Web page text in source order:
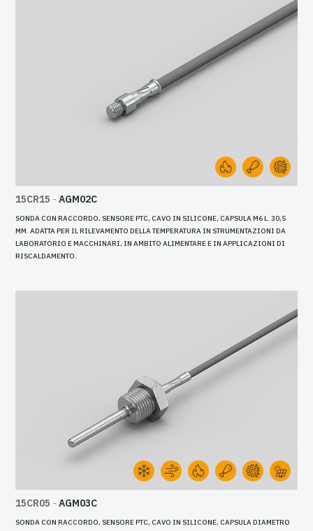
15CR15 - AGM02C
SONDA CON RACCORDO, SENSORE PTC, CAVO IN SILICONE, CAPSULA M6 L. 30,5
MM. ADATTA PER IL RILEVAMENTO DELLA TEMPERATURA IN STRUMENTAZIONI DA
LABORATORIO E MACCHINARI, IN AMBITO ALIMENTARE E IN APPLICAZIONI DI
RISCALDAMENTO.
15CR05 - AGM03C
SONDA CON RACCORDO, SENSORE PTC, CAVO IN SILICONE, CAPSULA DIAMETRO